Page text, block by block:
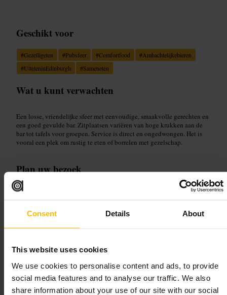
Consent Details About
This website uses cookies
We use cookies to personalise content and ads, to provide
social media features and to analyse our traffic. We also
share information about your use of our site with our social
Geschikt voor
#Gezelligeten #Pubsfeer #Comfortfood #Ambachtelijkebieren
#UiteteninEdinburgh #Sameneten
Wat u kunt verwachten
Een losse, vriendelijke sfeer met eenvoudige, smaakvolle gerechten en
een goed gevulde bar. Zitplaatsen variëren van hoge krukken aan de
bar tot tafels voor groepen. Service is direct en ongedwongen. Het is
vooral een plek om rustig te eten of borrelen met gezelschap.
Plan uw bezoek
Reserveer als je met een grotere groep komt, vooral in de avond. Kom
kleine gerechten om te delen als je met vrienden bent. Voor een losse
19-20 Teviot Pl, Edinburgh EH1 2QZ, UK
Edinburgh Street Food